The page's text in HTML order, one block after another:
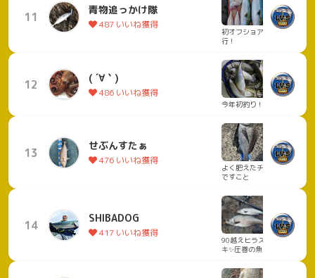
11 青物追っかけ隊
487 いいね獲得
初オフショア釣
行！
12 ( ´∀｀)
486 いいね獲得
今年初釣り！
13 せぶんすたぁ
476 いいね獲得
よく肥えたチヌ
ですこと
14 SHIBADOG
417 いいね獲得
90越えヒラスズ
キ✨圧巻の魚が!